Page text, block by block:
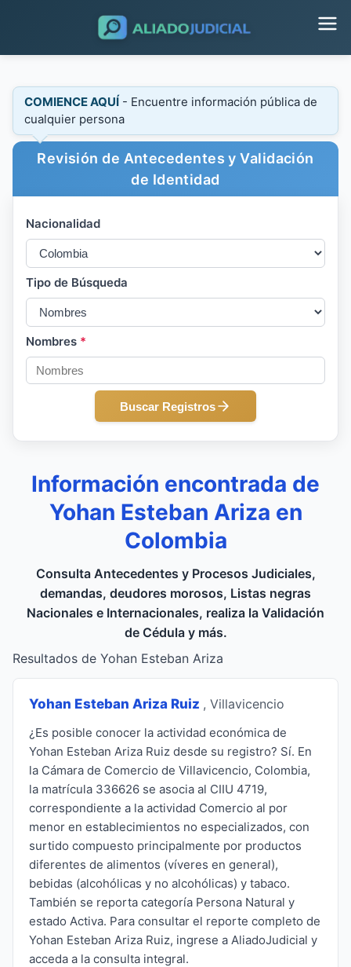
COMIENCE AQUÍ - Encuentre información pública de
cualquier persona
Revisión de Antecedentes y Validación
de Identidad
Nacionalidad
Tipo de Búsqueda
Nombres *
Buscar Registros
Información encontrada de
Yohan Esteban Ariza en
Colombia
Consulta Antecedentes y Procesos Judiciales,
demandas, deudores morosos, Listas negras
Nacionales e Internacionales, realiza la Validación
de Cédula y más.
Resultados de Yohan Esteban Ariza
Yohan Esteban Ariza Ruiz , Villavicencio
¿Es posible conocer la actividad económica de
Yohan Esteban Ariza Ruiz desde su registro? Sí. En
la Cámara de Comercio de Villavicencio, Colombia,
la matrícula 336626 se asocia al CIIU 4719,
correspondiente a la actividad Comercio al por
menor en establecimientos no especializados, con
surtido compuesto principalmente por productos
diferentes de alimentos (víveres en general),
bebidas (alcohólicas y no alcohólicas) y tabaco.
También se reporta categoría Persona Natural y
estado Activa. Para consultar el reporte completo de
Yohan Esteban Ariza Ruiz, ingrese a AliadoJudicial y
acceda a la consulta integral.